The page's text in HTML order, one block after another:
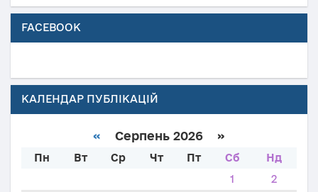
FACEBOOK
КАЛЕНДАР ПУБЛІКАЦІЙ
« Серпень 2026 »
Пн Вт Ср Чт Пт Сб
Нд
1
2